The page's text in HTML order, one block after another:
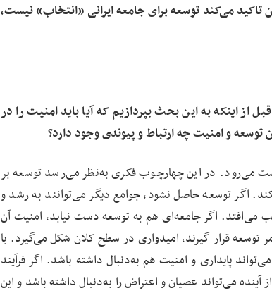
می‌کند توسعه برای جامعه ایرانی «انتخاب» نیست،
از اینکه به این بحث بپردازیم که آیا باید امنیت را در
و امنیت چه ارتباط و پیوندی وجود دارد؟
می‌رود. در این چهارچوب فکری به‌نظر می‌رسد توسعه بر
اگر توسعه حاصل نشود، جوامع دیگر می‌توانند به رشد و
می‌افتد. اگر جامعه‌ای هم به توسعه دست نیابد، امنیت آن
توسعه قرار گیرند، امیدواری در سطح کلان شکل می‌گیرد. با
پایداری و امنیت هم به‌دنبال داشته باشد. اگر فرآیند
می‌تواند عصیان و اعتراض را به‌دنبال داشته باشد و این